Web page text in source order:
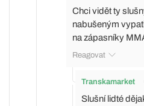
Chci vidět ty
nabušeným
na zápasníky
Reagovat
Transkamarket
Slušní lidté